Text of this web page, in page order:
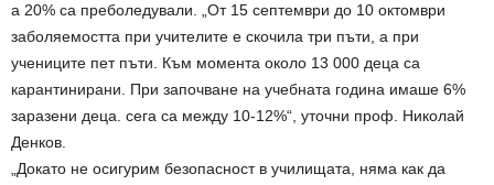
а 20% са преболедували. „От 15 септември до 10 октомври
заболяемостта при учителите е скочила три пъти, а при
учениците пет пъти. Към момента около 13 000 деца са
карантинирани. При започване на учебната година имаше 6%
заразени деца. сега са между 10-12%“, уточни проф. Николай
Денков.
„Докато не осигурим безопасност в училищата, няма как да